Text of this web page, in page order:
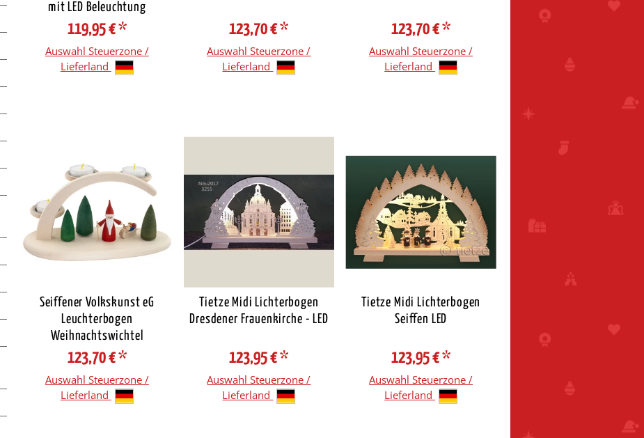
mit LED Beleuchtung
119,95 €*
Auswahl Steuerzone /
Lieferland
123,70 €*
Auswahl Steuerzone /
Lieferland
123,70 €*
Auswahl Steuerzone /
Lieferland
Seiffener Volkskunst eG
Leuchterbogen
Weihnachtswichtel
123,70 €*
Auswahl Steuerzone /
Lieferland
Tietze Midi Lichterbogen
Dresdener Frauenkirche - LED
123,95 €*
Auswahl Steuerzone /
Lieferland
Tietze Midi Lichterbogen
Seiffen LED
123,95 €*
Auswahl Steuerzone /
Lieferland